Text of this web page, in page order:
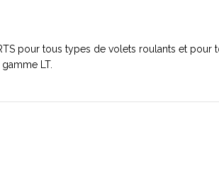
pour tous types de volets roulants et pour
LT.